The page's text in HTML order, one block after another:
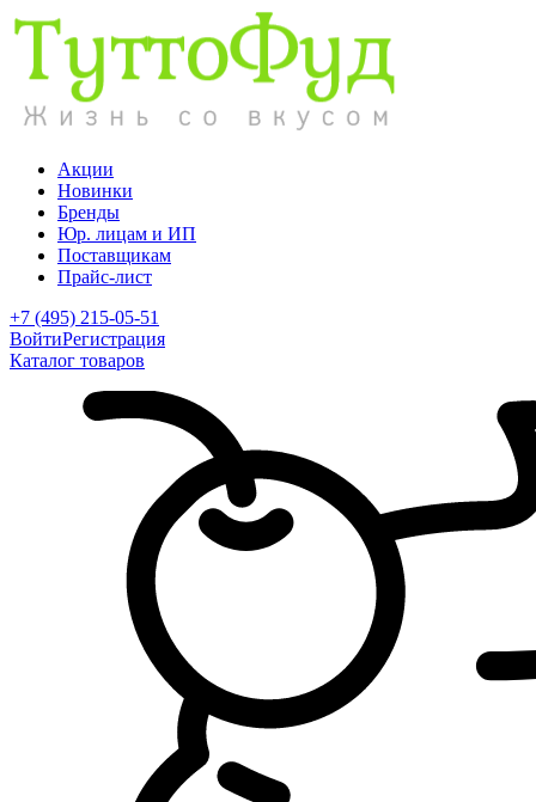
Акции
Новинки
Бренды
Юр. лицам и ИП
Поставщикам
Прайс-лист
+7 (495) 215-05-51
ВойтиРегистрация
Каталог товаров